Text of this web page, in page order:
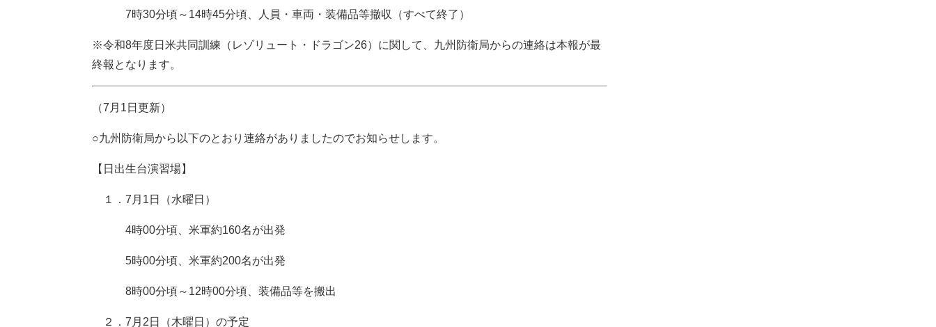
​ 7時30分頃～14時45分頃、人員・車両・装備品等撤収（すべて終了）
※令和8年度日米共同訓練（レゾリュート・ドラゴン26）に関して、九州防衛局からの連絡は本報が最
終報となります。
（7月1日更新）
○九州防衛局から以下のとおり連絡がありましたのでお知らせします。
【日出生台演習場】
１．7月1日（水曜日）
4時00分頃、米軍約160名が出発
5時00分頃、米軍約200名が出発
8時00分頃～12時00分頃、装備品等を搬出
２．7月2日（木曜日）の予定